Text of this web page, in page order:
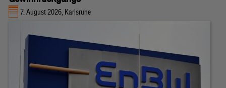
7. August 2026, Karlsruhe